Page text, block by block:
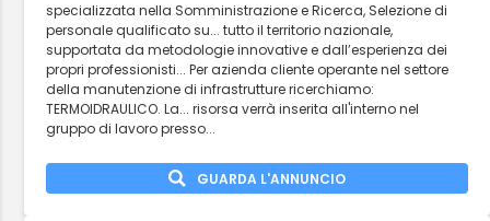
specializzata nella Somministrazione e Ricerca, Selezione di
personale qualificato su... tutto il territorio nazionale,
supportata da metodologie innovative e dall’esperienza dei
propri professionisti... Per azienda cliente operante nel settore
della manutenzione di infrastrutture ricerchiamo:
TERMOIDRAULICO. La... risorsa verrà inserita all'interno nel
gruppo di lavoro presso...
GUARDA L'ANNUNCIO